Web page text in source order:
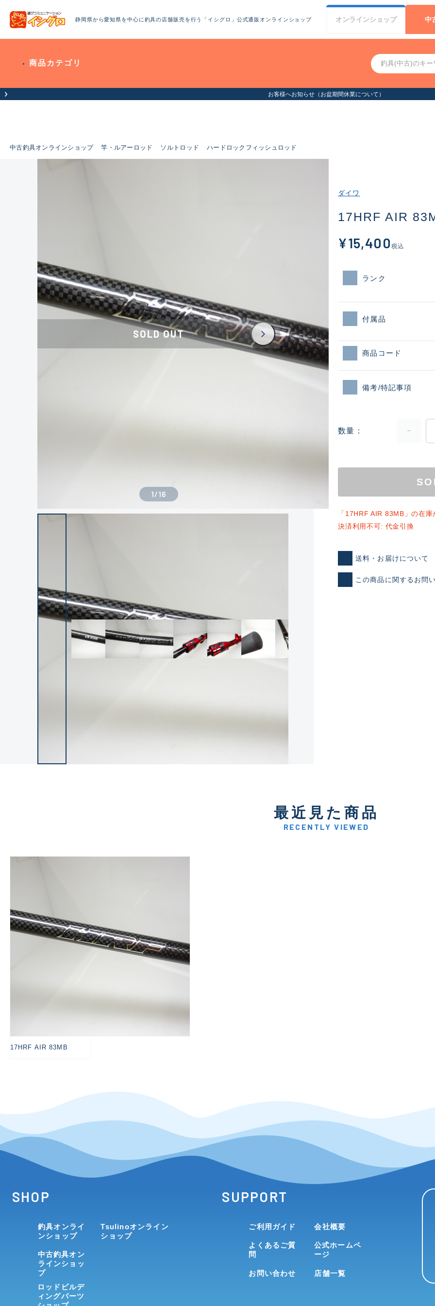
静岡県から愛知県を中心に釣具の店舗販売を行う「イシグロ」公式通販オンラインショップ オンラインショップ 中
商品カテゴリ
お客様へお知らせ（お盆期間休業について）
中古釣具オンラインショップ 竿・ルアーロッド ソルトロッド ハードロックフィッシュロッド
新古品（メーカー問屋から
C-
い品
SOLD OUT
1/16
ダイワ
17HRF AIR
¥15,400 税込
ランク
付属品
商品コード
備考/特記事項
数量
「17HRF AIR 83MB」の在庫
決済利用不可: 代金引換
送料・お届けについて
この商品に関するお問
最近見た商品
RECENTLY VIEWED
17HRF AIR 83MB
SHOP
釣具オンライ
ンショップ
中古釣具オン
ラインショッ
プ
ロッドビルデ
ィングパーツ
Tsulinoオンライン
ショップ
SUPPORT
ご利用ガイド
よくあるご質
問
お問い合わせ
会社概要
公式ホームペ
ージ
店舗一覧